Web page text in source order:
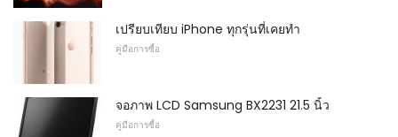
เปรียบเทียบ iPhone ทุกรุ่นที่เคยทำ
คู่มือการซื้อ
จอภาพ LCD Samsung BX2231 21.5 นิ้ว
คู่มือการซื้อ